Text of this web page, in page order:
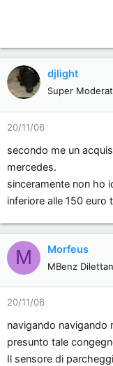
djlight
Super
20/11/06
secondo me un
mercedes.
sinceramente non ho
inferiore alle 150 euro
M Morfeus
MBenz
20/11/06
navigando navigando
presunto tale
Il sensore di